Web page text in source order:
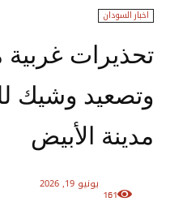
اخبار السودان
تحذيرات
وتصعيد وشيك
مدينة الأبيض
يونيو 19, 2026
161